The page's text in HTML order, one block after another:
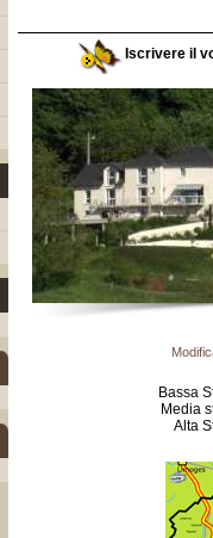
Iscrivere il
Bassa
Media
Alta